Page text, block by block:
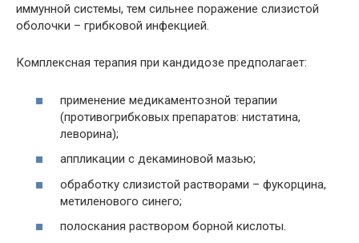
иммунной системы, тем сильнее поражение слизистой
оболочки – грибковой инфекцией.
Комплексная терапия при кандидозе предполагает:
применение медикаментозной терапии
(противогрибковых препаратов: нистатина,
леворина);
аппликации с декаминовой мазью;
обработку слизистой растворами – фукорцина,
метиленового синего;
полоскания раствором борной кислоты.